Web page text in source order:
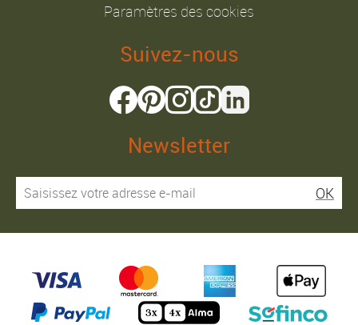
Paramètres des cookies
Suivez-nous
Newsletter
OK